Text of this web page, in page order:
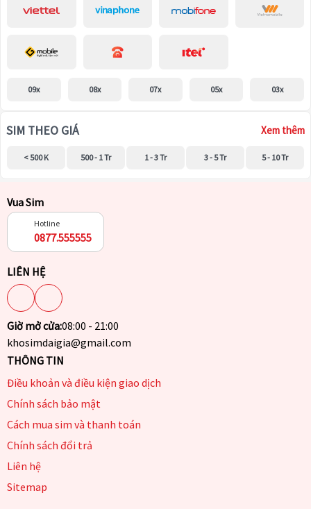
09x 08x 07x 05x 03x
SIM THEO GIÁ Xem thêm
< 500 K 500 - 1 Tr 1 - 3 Tr 3 - 5 Tr 5 - 10 Tr
Vua Sim
Hotline
0877.555555
LIÊN HỆ
Giờ mở cửa:08:00 - 21:00
khosimdaigia@gmail.com
THÔNG TIN
Điều khoản và điều kiện giao dịch
Chính sách bảo mật
Cách mua sim và thanh toán
Chính sách đổi trả
Liên hệ
Sitemap